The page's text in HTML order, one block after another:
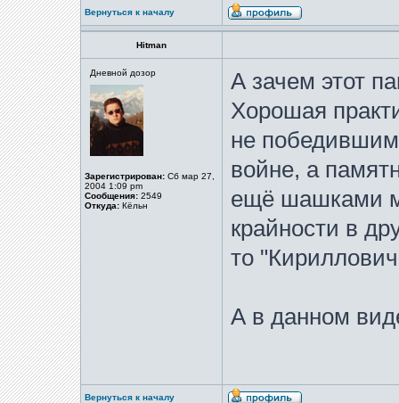
Вернуться к началу
Hitman
Дневной дозор
Зарегистрирован: Сб мар 27,
2004 1:09 pm
Сообщения: 2549
Откуда: Кёльн
А зачем этот
Хорошая
не
войне, а
ещё шашками
крайности в
то
А в данном
Вернуться к началу